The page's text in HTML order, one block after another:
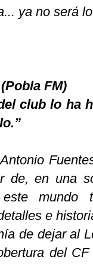
ya no será
FM)
club lo ha
de, en una
este
e
de dejar al
del